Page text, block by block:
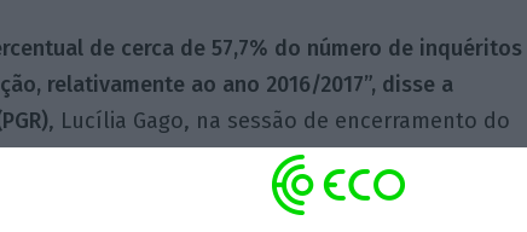
de cerca de 57,7% do número de inquéritos
relativamente ao ano 2016/2017”, disse a
, Lucília Gago, na sessão de encerramento do